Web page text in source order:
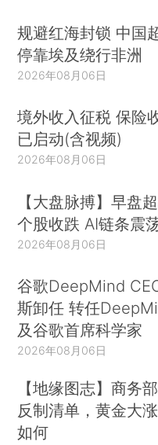
规避红海封锁 中国
停靠埃及绕行非洲
2026年08月06日
境外收入征税 保险
已启动(含视频)
2026年08月06日
【大盘脉搏】早盘
个股收跌 AI链条震
2026年08月06日
谷歌DeepMind
斯卸任 转任
及谷歌首席科学家
2026年08月06日
【地缘图志】商务
反制清单，黄金大
如何